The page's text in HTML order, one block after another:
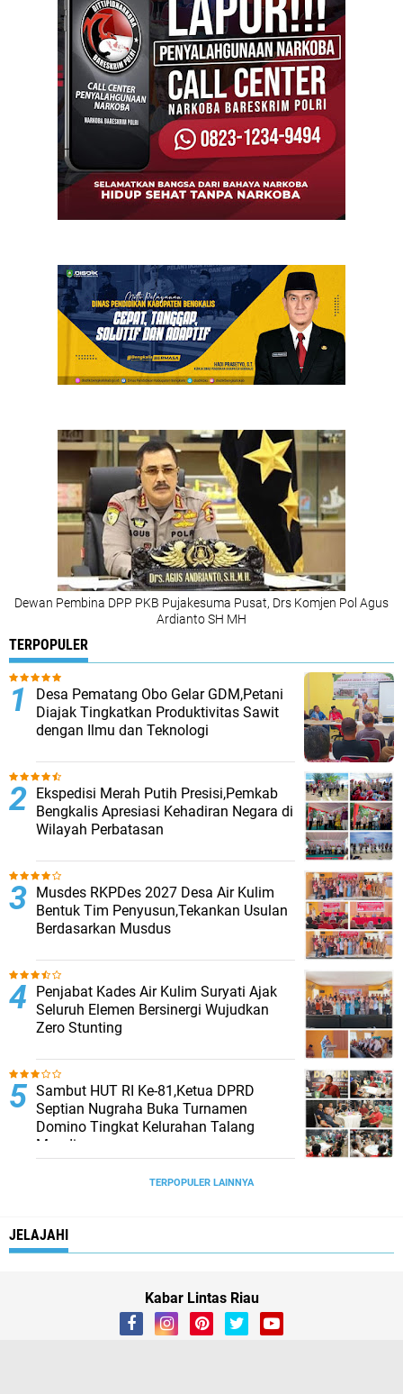
Dewan Pembina DPP PKB Pujakesuma Pusat, Drs Komjen Pol Agus
Ardianto SH MH
TERPOPULER
Desa Pematang Obo Gelar GDM,Petani
Diajak Tingkatkan Produktivitas Sawit
dengan Ilmu dan Teknologi
Ekspedisi Merah Putih Presisi,Pemkab
Bengkalis Apresiasi Kehadiran Negara di
Wilayah Perbatasan
Musdes RKPDes 2027 Desa Air Kulim
Bentuk Tim Penyusun,Tekankan Usulan
Berdasarkan Musdus
Penjabat Kades Air Kulim Suryati Ajak
Seluruh Elemen Bersinergi Wujudkan
Zero Stunting
Sambut HUT RI Ke-81,Ketua DPRD
Septian Nugraha Buka Turnamen
Domino Tingkat Kelurahan Talang
Mandi
TERPOPULER LAINNYA
JELAJAHI
Kabar Lintas Riau